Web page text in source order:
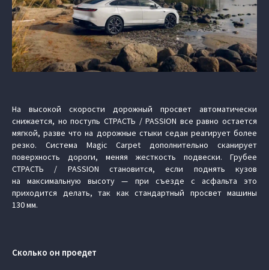
На высокой скорости дорожный просвет автоматически
снижается, но поступь СТРАСТЬ / PASSION все равно остается
мягкой, разве что на дорожные стыки седан реагирует более
резко. Система Magic Carpet дополнительно сканирует
поверхность дороги, меняя жесткость подвески. Грубее
СТРАСТЬ / PASSION становится, если поднять кузов
на максимальную высоту — при съезде с асфальта это
приходится делать, так как стандартный просвет машины
130 мм.
Сколько он проедет